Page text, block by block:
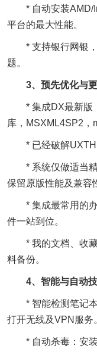
* 自动安装AMD/
平台的最大性能。
* 支持银行网银，
题。
3、预先优化与
* 集成DX最新版，
库，MSXML4SP2，
* 已经破解
* 系统仅做适当精
保留原版性能及兼容
* 集成最常用的办
件一站到位。
* 我的文档、收藏
料备份。
4、智能与自动
* 智能检测笔记本
打开无线及VPN服务
* 自动杀毒：安装